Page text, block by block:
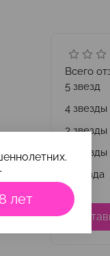
Всего
5 звезд
4 звезды
3 звезды
2 звезды
1 звезда
лет